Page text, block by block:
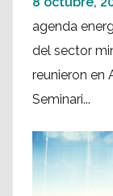
agenda
del sector
reunieron en
Seminari...